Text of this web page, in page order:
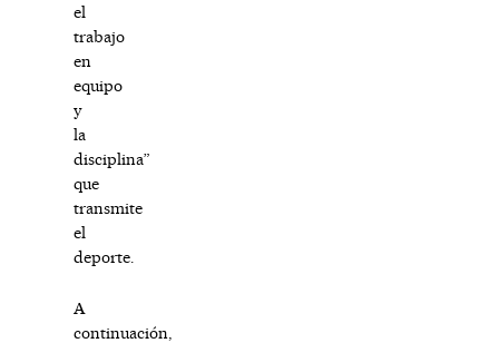
el
trabajo
en
equipo
y
la
disciplina”
que
transmite
el
deporte.
A
continuación,